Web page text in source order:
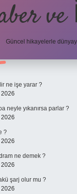
ve
Güncel hikayelerle
ne işe yarar ?
neyle yıkanırsa parlar ?
?
ne demek ?
şarj olur mu ?